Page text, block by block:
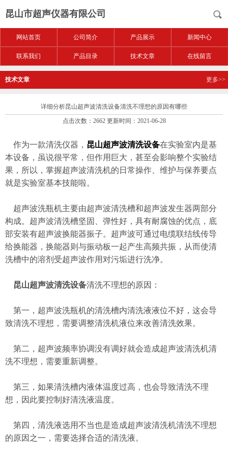
昆山市超声仪器有限公司
网站首页 公司简介 产品展示 新闻中心
联系我们 产品目录 技术文章 在线留言
技术文章 更多>>
详细分析昆山超声波清洗设备清洗不理想的原因有哪些
点击次数：2662 更新时间：2021-06-28
作为一款清洗仪器， 昆山超声波清洗设备在实验室内是基
本设备，虽说很平常，但作用巨大，甚至会影响整个实验结
果，所以，掌握超声波清洗机的日常操作、维护与保养要点
就是实验室基本技能啦。
超声波洗瓶机主要由超声波清洗槽和超声波发生器两部分
构成。超声波清洗槽坚固、弹性好，具有耐腐蚀的优点，底
部安装有超声波换能器振子。超声波可通过电缆联结线传导
给换能器，换能器则与振动板一起产生高频共振，从而使清
洗槽中的溶剂受超声波作用对污垢进行洗净。
昆山超声波清洗设备清洗不理想的原因：
第一，超声波洗瓶机的清洗槽内清洗液液位不好，这会导
致清洗不理想，需要调整清洗机液位来改善清洗效果。
第二，超声波频率协调没有调好就会造成超声波清洗机清
洗不理想，需要重新调整。
第三，如果清洗槽内液体温度过高，也会导致清洗不理
想，因此要控制好清洗液温度。
第四，清洗液选用不当也是造成超声波清洗机清洗不理想
的原因之一，需要选择合适的清洗液。